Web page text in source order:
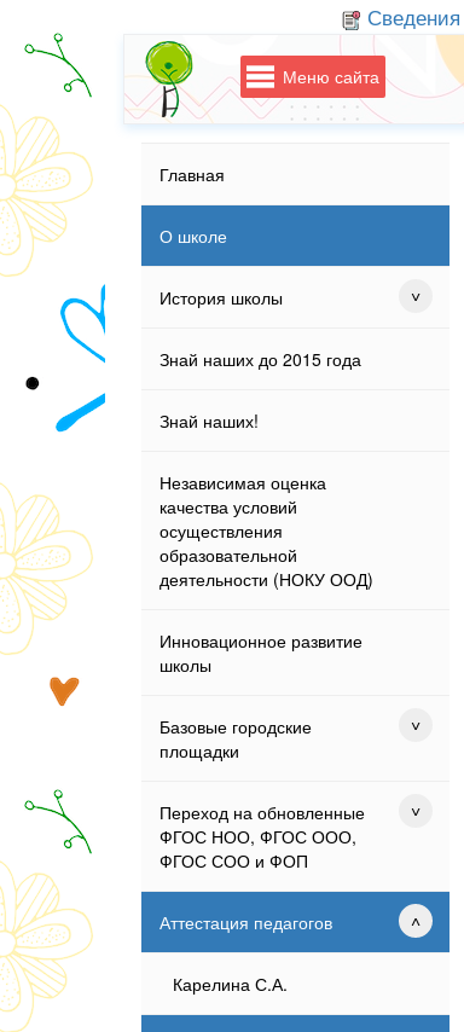
Сведения
Меню сайта
Главная
О школе
История школы
Знай наших до 2015 года
Знай наших!
Независимая оценка
качества условий
осуществления
образовательной
деятельности (НОКУ ООД)
Инновационное развитие
школы
Базовые городские
площадки
Переход на обновленные
ФГОС НОО, ФГОС ООО,
ФГОС СОО и ФОП
Аттестация педагогов
Карелина С.А.